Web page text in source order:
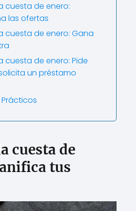
cuesta de enero:
las ofertas
cuesta de enero: Gana
cuesta de enero: Pide
un préstamo
cuesta de
tus